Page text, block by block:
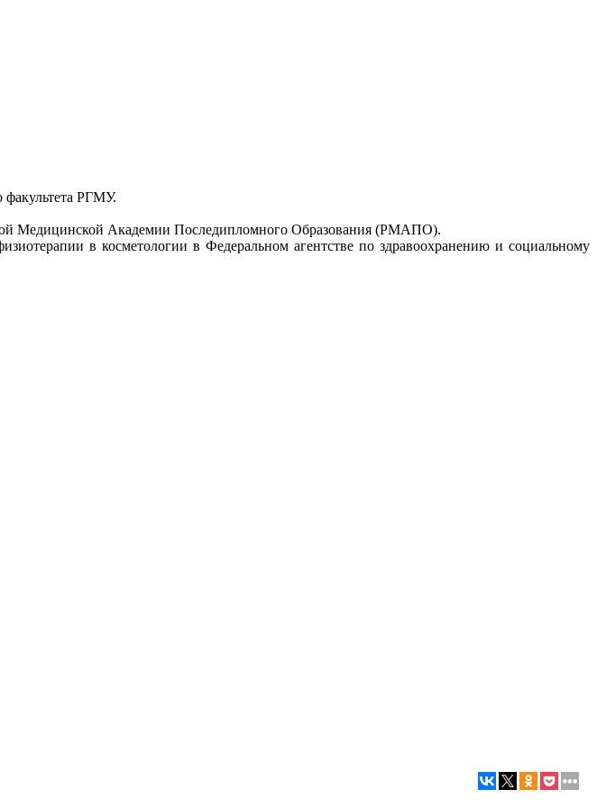
факультета РГМУ.
Медицинской Академии Последипломного Образования (РМАПО).
в косметологии в Федеральном агентстве по здравоохранению и социальному